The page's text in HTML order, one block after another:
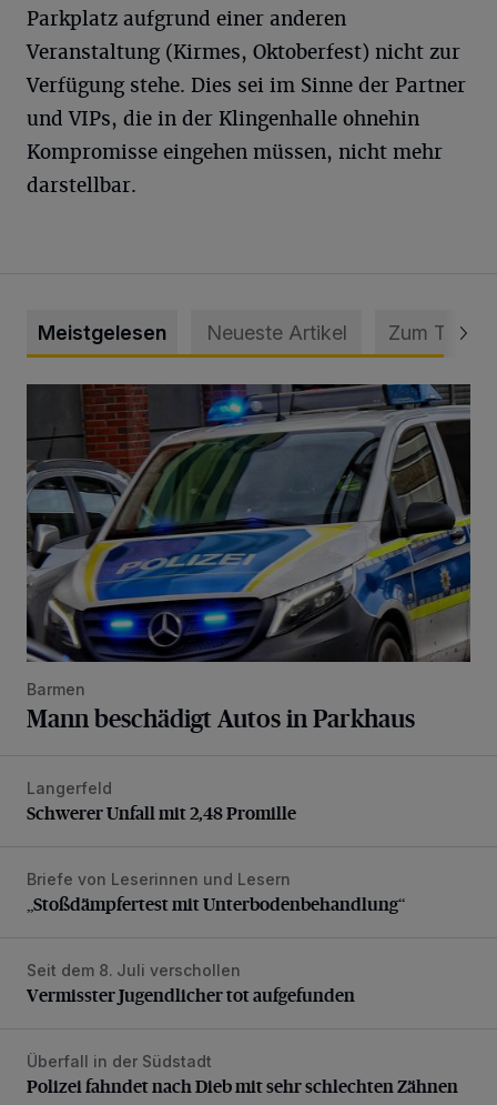
Parkplatz aufgrund einer anderen
Veranstaltung (Kirmes, Oktoberfest) nicht zur
Verfügung stehe. Dies sei im Sinne der Partner
und VIPs, die in der Klingenhalle ohnehin
Kompromisse eingehen müssen, nicht mehr
darstellbar.
Meistgelesen Neueste Artikel Zum Thema
Mann beschädigt Autos in Parkhaus
Barmen
Mann beschädigt Autos in Parkhaus
Schwerer Unfall mit 2,48 Promille
Langerfeld
Schwerer Unfall mit 2,48 Promille
„Stoßdämpfertest mit Unterbodenbehandlung“
Briefe von Leserinnen und Lesern
„Stoßdämpfertest mit Unterbodenbehandlung“
Vermisster Jugendlicher tot aufgefunden
Seit dem 8. Juli verschollen
Vermisster Jugendlicher tot aufgefunden
Polizei fahndet nach Dieb mit sehr schlechten Zähnen
Überfall in der Südstadt
Polizei fahndet nach Dieb mit sehr schlechten Zähnen